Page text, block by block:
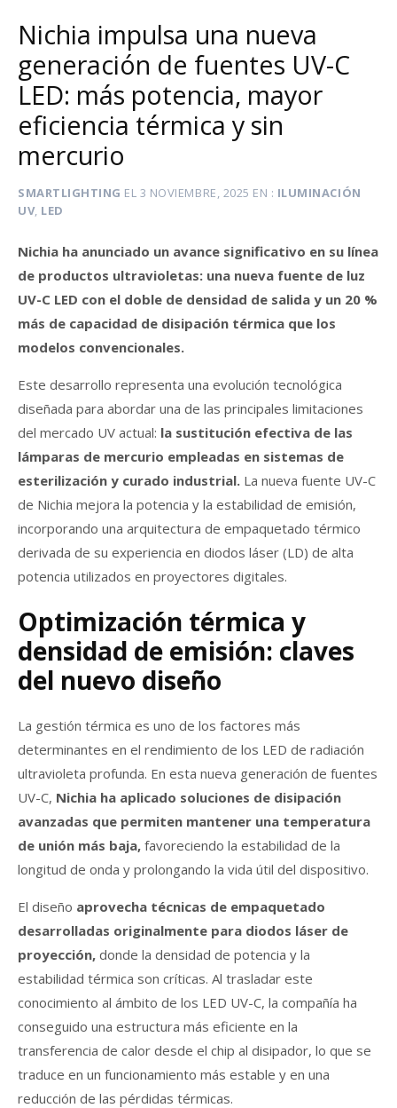
Nichia impulsa una nueva
generación de fuentes UV-C
LED: más potencia, mayor
eficiencia térmica y sin
mercurio
SMARTLIGHTING EL 3 NOVIEMBRE, 2025 EN
ILUMINACIÓN
UV, LED
Nichia ha anunciado un avance significativo en su línea
de productos ultravioletas: una nueva fuente de luz
UV-C LED con el doble de densidad de salida y un 20 %
más de capacidad de disipación térmica que los
modelos convencionales.
Este desarrollo representa una evolución tecnológica
diseñada para abordar una de las principales limitaciones
del mercado UV actual: la sustitución efectiva de las
lámparas de mercurio empleadas en sistemas de
esterilización y curado industrial. La nueva fuente UV-C
de Nichia mejora la potencia y la estabilidad de emisión,
incorporando una arquitectura de empaquetado térmico
derivada de su experiencia en diodos láser (LD) de alta
potencia utilizados en proyectores digitales.
Optimización térmica y
densidad de emisión: claves
del nuevo diseño
La gestión térmica es uno de los factores más
determinantes en el rendimiento de los LED de radiación
ultravioleta profunda. En esta nueva generación de fuentes
UV-C, Nichia ha aplicado soluciones de disipación
avanzadas que permiten mantener una temperatura
de unión más baja, favoreciendo la estabilidad de la
longitud de onda y prolongando la vida útil del dispositivo.
El diseño aprovecha técnicas de empaquetado
desarrolladas originalmente para diodos láser de
proyección, donde la densidad de potencia y la
estabilidad térmica son críticas. Al trasladar este
conocimiento al ámbito de los LED UV-C, la compañía ha
conseguido una estructura más eficiente en la
transferencia de calor desde el chip al disipador, lo que se
traduce en un funcionamiento más estable y en una
reducción de las pérdidas térmicas.